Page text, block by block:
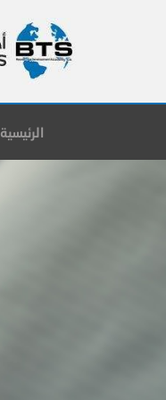
الرئيسية